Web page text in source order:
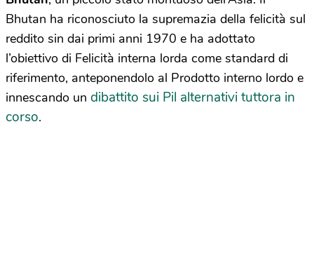
Bhutan ha riconosciuto la supremazia della felicità sul
reddito sin dai primi anni 1970 e ha adottato
l’obiettivo di Felicità interna lorda come standard di
riferimento, anteponendolo al Prodotto interno lordo e
innescando un dibattito sui Pil alternativi tuttora in
corso.